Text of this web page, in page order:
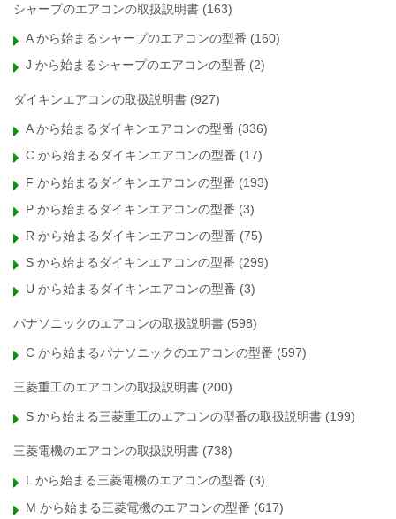
シャープのエアコンの取扱説明書 (163)
A から始まるシャープのエアコンの型番 (160)
J から始まるシャープのエアコンの型番 (2)
ダイキンエアコンの取扱説明書 (927)
A から始まるダイキンエアコンの型番 (336)
C から始まるダイキンエアコンの型番 (17)
F から始まるダイキンエアコンの型番 (193)
P から始まるダイキンエアコンの型番 (3)
R から始まるダイキンエアコンの型番 (75)
S から始まるダイキンエアコンの型番 (299)
U から始まるダイキンエアコンの型番 (3)
パナソニックのエアコンの取扱説明書 (598)
C から始まるパナソニックのエアコンの型番 (597)
三菱重工のエアコンの取扱説明書 (200)
S から始まる三菱重工のエアコンの型番の取扱説明書 (199)
三菱電機のエアコンの取扱説明書 (738)
L から始まる三菱電機のエアコンの型番 (3)
M から始まる三菱電機のエアコンの型番 (617)